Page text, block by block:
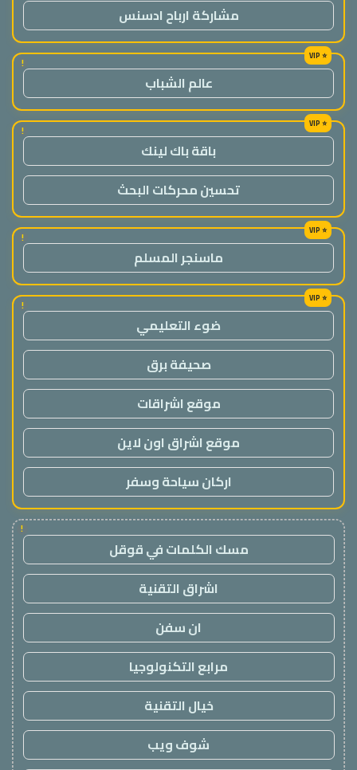
مشاركة ارباح ادسنس
!
عالم الشباب
!
باقة باك لينك
تحسين محركات البحث
!
ماسنجر المسلم
!
ضوء التعليمي
صحيفة برق
موقع اشراقات
موقع اشراق اون لاين
اركان سياحة وسفر
!
مسك الكلمات في قوقل
اشراق التقنية
ان سفن
مرابع التكنولوجيا
خيال التقنية
شوف ويب